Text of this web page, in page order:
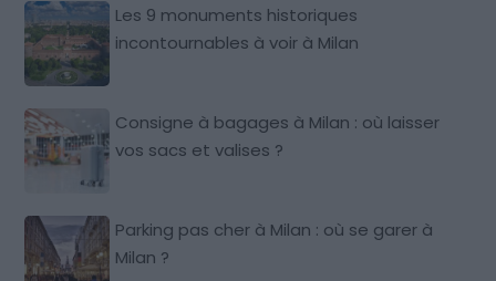
Les 9 monuments historiques
incontournables à voir à Milan
Consigne à bagages à Milan : où laisser
vos sacs et valises ?
Parking pas cher à Milan : où se garer à
Milan ?